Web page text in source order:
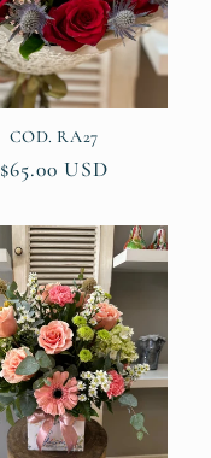
COD. RA27
Regular
$65.00 USD